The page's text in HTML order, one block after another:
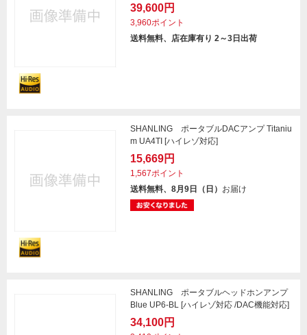
39,600円
3,960ポイント
送料無料、店在庫有り 2～3日出荷
SHANLING ポータブルDACアンプ Titaniu
m UA4TI [ハイレゾ対応]
15,669円
1,567ポイント
送料無料、8月9日（日） お届け
SHANLING ポータブルヘッドホンアンプ
Blue UP6-BL [ハイレゾ対応 /DAC機能対応]
34,100円